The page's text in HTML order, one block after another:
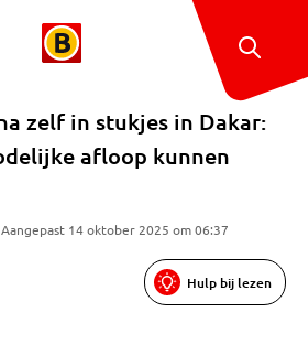
zelf in stukjes in Dakar:
afloop kunnen
14 oktober 2025 om 06:37
Hulp bij lezen